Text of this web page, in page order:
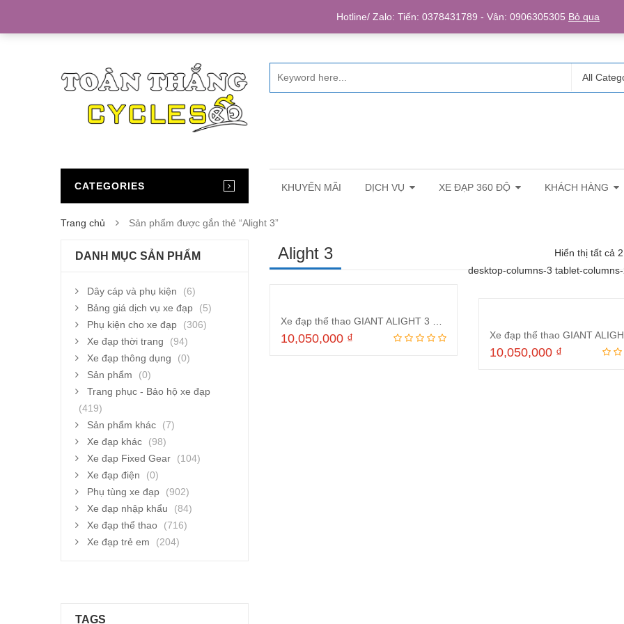
Login/
All
CATEGORIES KHUYẾN MÃI DỊCH VỤ XE ĐẠP 360 ĐỘ KHÁCH HÀNG
Trang chủ Sản phẩm được gắn thẻ “Alight 3”
Alight 3
Hiển thị tất cả
desktop-columns-3 tablet-
10,050,000 ₫
10,050,000 ₫
DANH MỤC SẢN PHẨM
Dây cáp và phụ kiện
(6)
Bảng giá dịch vụ xe đạp
(5)
Phụ kiện cho xe đạp
(306)
Xe đạp thời trang
(94)
Xe đạp thông dụng
(0)
Sản phẩm
(0)
Trang phục - Bảo hộ xe đạp
(419)
Sản phẩm khác
(7)
Xe đạp khác
(98)
Xe đạp Fixed Gear
(104)
Xe đạp điện
(0)
Phụ tùng xe đạp
(902)
Xe đạp nhập khẩu
(84)
Xe đạp thể thao
(716)
Xe đạp trẻ em
(204)
TAGS
Hotline/ Zalo: Tiến: 0378431789 - Vân: 0906305305 Bỏ qua